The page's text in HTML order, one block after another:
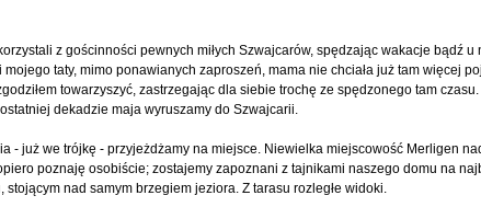
z gościnności pewnych miłych Szwajcarów, spędzając wakacje bądź u
taty, mimo ponawianych zaproszeń, mama nie chciała już tam więcej
towarzyszyć, zastrzegając dla siebie trochę ze spędzonego tam czasu.
dekadzie maja wyruszamy do Szwajcarii.
- już we trójkę - przyjeżdżamy na miejsce. Niewielka miejscowość Merligen
poznaję osobiście; zostajemy zapoznani z tajnikami naszego domu na
nad samym brzegiem jeziora. Z tarasu rozległe widoki.